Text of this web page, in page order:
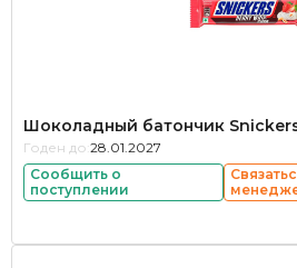
Шоколадный батончик
Годен до: 28.01.2027
Сообщить о
поступлении